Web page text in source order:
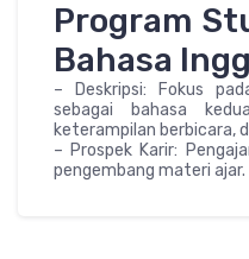
Program
Bahasa
– Deskripsi: Fokus
sebagai bahasa
keterampilan berbicara,
– Prospek Karir:
pengembang materi ajar.